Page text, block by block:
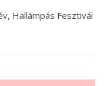
Hallámpás Fesztivál